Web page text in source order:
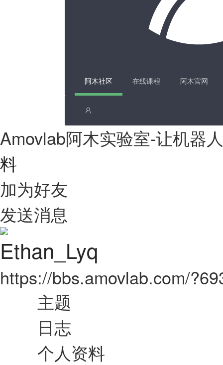
阿木社区 在线课程 阿木官网
Amovlab阿木实验室-让机器
料
加为好友
发送消息
Ethan_Lyq
https://bbs.amovlab.com/
主题
日志
个人资料